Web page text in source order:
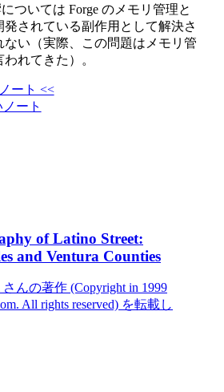
ついては Forge のメモリ管理と
されている副作用として解決さ
い（実際、この問題はメモリ管
れてきた）。
ート <<
ート
of Latino Street:
and Ventura Counties
さんの著作 (Copyright in 1999
All rights reserved) を転載し